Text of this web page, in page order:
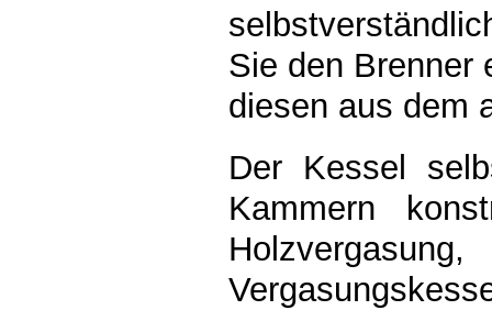
Sie den Brenner
diesen aus dem
Der Kessel
Kammern